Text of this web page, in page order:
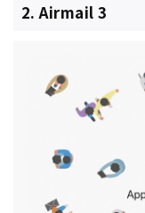
2. Airmail 3